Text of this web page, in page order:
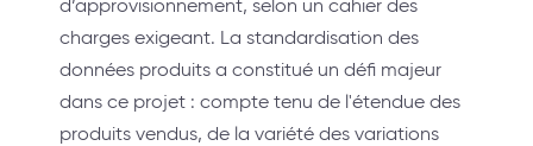
d’approvisionnement, selon un cahier des
charges exigeant. La standardisation des
données produits a constitué un défi majeur
dans ce projet : compte tenu de l'étendue des
produits vendus, de la variété des variations